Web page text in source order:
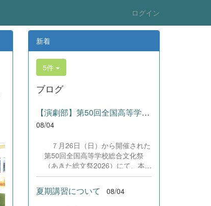
ログイン
新着
5件
ブログ
【演劇部】第50回全国高等学校総合文化祭にて受賞!
08/04
７月26日（日）から開催された
第50回全国高等学校総合文化祭
（あきた総文祭2026）にて、本校
演劇部が「優良賞」及び「舞台美
術賞」を受賞いたしました。大会
当日は、本校の部員たちもこれま
夏期講習について 08/04